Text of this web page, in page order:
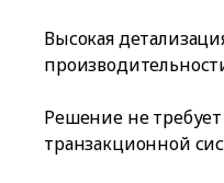
Высокая
Решение не
транзакционной